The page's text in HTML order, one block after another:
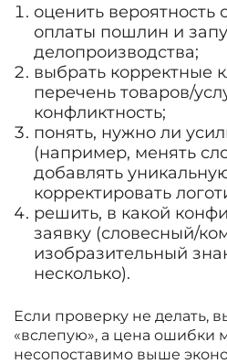
оценить вероятность
оплаты пошлин и
делопроизводства;
выбрать корректные
перечень товаров/
конфликтность;
понять, нужно ли
(например, менять
добавлять
корректировать
решить, в какой
заявку (словесный/
изобразительный
несколько).
Если проверку не делать,
«вслепую», а цена ошибки
несопоставимо выше